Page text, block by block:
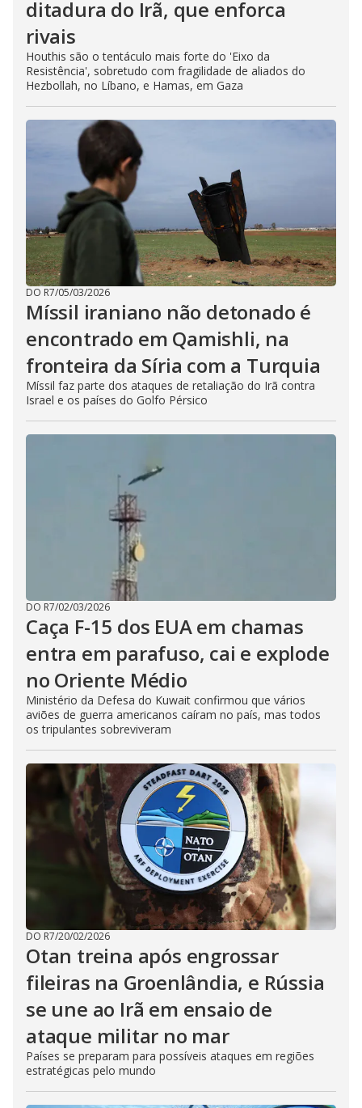
ditadura do Irã, que enforca
rivais
Houthis são o tentáculo mais forte do 'Eixo da
Resistência', sobretudo com fragilidade de aliados do
Hezbollah, no Líbano, e Hamas, em Gaza
DO R7/05/03/2026
Míssil iraniano não detonado é
encontrado em Qamishli, na
fronteira da Síria com a Turquia
Míssil faz parte dos ataques de retaliação do Irã contra
Israel e os países do Golfo Pérsico
DO R7/02/03/2026
Caça F-15 dos EUA em chamas
entra em parafuso, cai e explode
no Oriente Médio
Ministério da Defesa do Kuwait confirmou que vários
aviões de guerra americanos caíram no país, mas todos
os tripulantes sobreviveram
DO R7/20/02/2026
Otan treina após engrossar
fileiras na Groenlândia, e Rússia
se une ao Irã em ensaio de
ataque militar no mar
Países se preparam para possíveis ataques em regiões
estratégicas pelo mundo